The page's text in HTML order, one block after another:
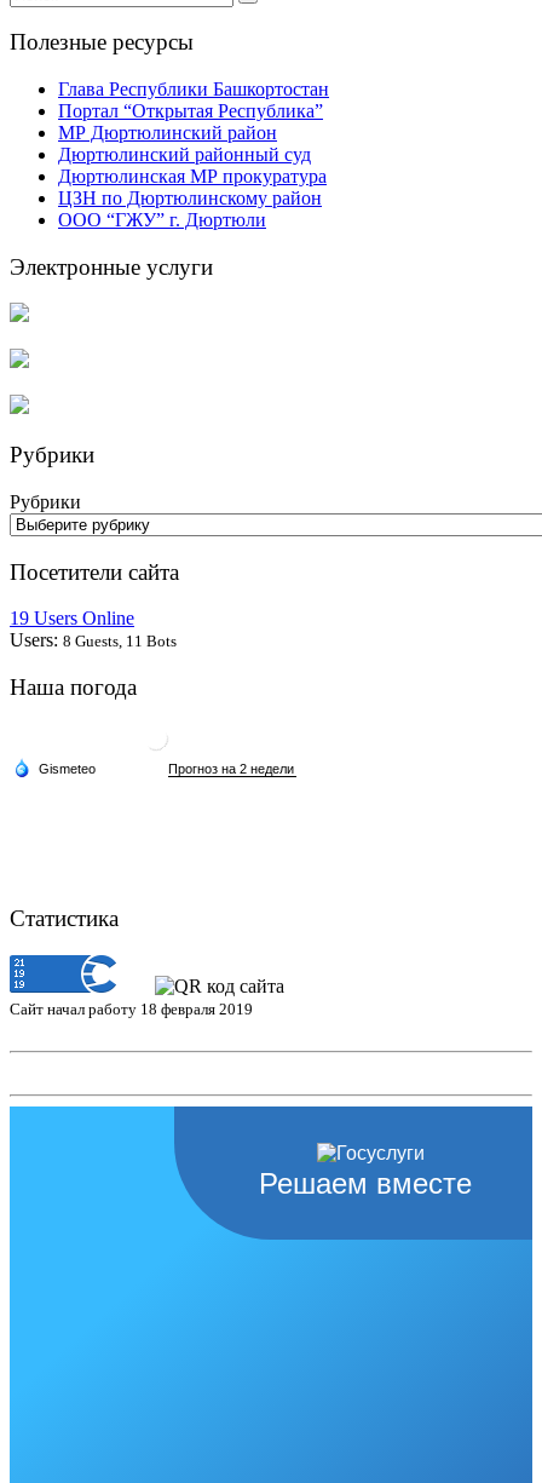
Полезные ресурсы
Глава Республики Башкортостан
Портал “Открытая Республика”
МР Дюртюлинский район
Дюртюлинский районный суд
Дюртюлинская МР прокуратура
ЦЗН по Дюртюлинскому район
ООО “ГЖУ” г. Дюртюли
Электронные услуги
Рубрики
Рубрики
Посетители сайта
19 Users Online
Users: 8 Guests, 11 Bots
Наша погода
Статистика
Сайт начал работу 18 февраля 2019
Решаем вместе